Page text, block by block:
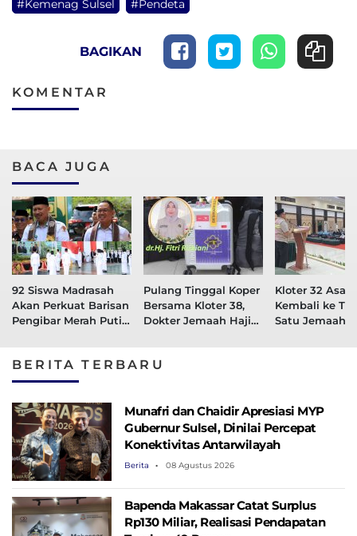
#Kemenag Sulsel
#Pendeta
BAGIKAN
KOMENTAR
BACA JUGA
92 Siswa Madrasah
Akan Perkuat Barisan
Pengibar Merah Putih
Pulang Tinggal Koper
Bersama Kloter 38,
Dokter Jemaah Haji
Tanah Suci
Kloter 32 Asal
Kembali ke
Satu Jemaah
BERITA TERBARU
Munafri dan Chaidir Apresiasi MYP
Gubernur Sulsel, Dinilai Percepat
Konektivitas Antarwilayah
Berita 08 Agustus 2026
Bapenda Makassar Catat Surplus
Rp130 ​​Miliar, Realisasi Pendapatan